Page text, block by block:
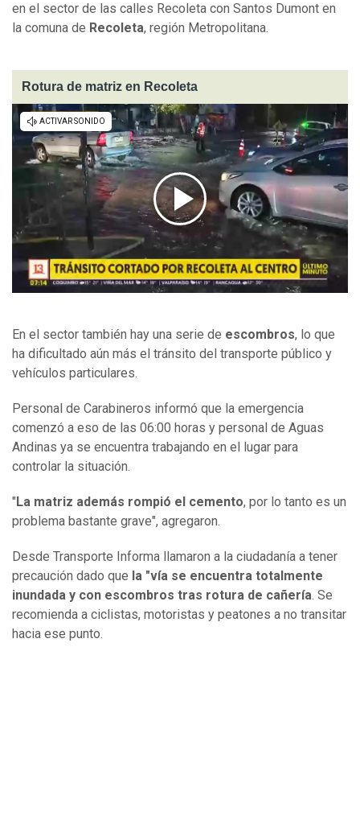
en el sector de las calles Recoleta con Santos Dumont en
la comuna de Recoleta, región Metropolitana.
Rotura de matriz en Recoleta
En el sector también hay una serie de escombros, lo que
ha dificultado aún más el tránsito del transporte público y
vehículos particulares.
Personal de Carabineros informó que la emergencia
comenzó a eso de las 06:00 horas y personal de Aguas
Andinas ya se encuentra trabajando en el lugar para
controlar la situación.
" La matriz además rompió el cemento, por lo tanto es un
problema bastante grave", agregaron.
Desde Transporte Informa llamaron a la ciudadanía a tener
precaución dado que la "vía se encuentra totalmente
inundada y con escombros tras rotura de cañería. Se
recomienda a ciclistas, motoristas y peatones a no transitar
hacia ese punto.